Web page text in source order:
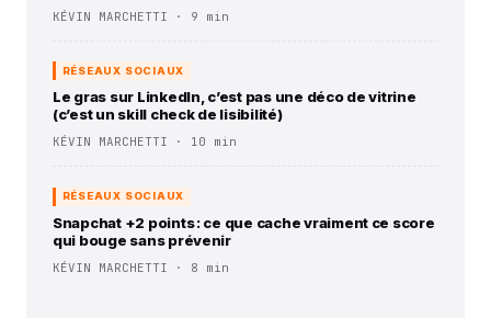
KÉVIN MARCHETTI · 9 min
RÉSEAUX SOCIAUX
Le gras sur LinkedIn, c’est pas une déco de vitrine
(c’est un skill check de lisibilité)
KÉVIN MARCHETTI · 10 min
RÉSEAUX SOCIAUX
Snapchat +2 points : ce que cache vraiment ce score
qui bouge sans prévenir
KÉVIN MARCHETTI · 8 min